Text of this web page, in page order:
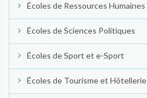
Écoles de Ressources Humaines
Écoles de Sciences Politiques
Écoles de Sport et e-Sport
Écoles de Tourisme et Hôtellerie